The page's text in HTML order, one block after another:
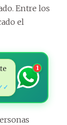
Entre los
el
1